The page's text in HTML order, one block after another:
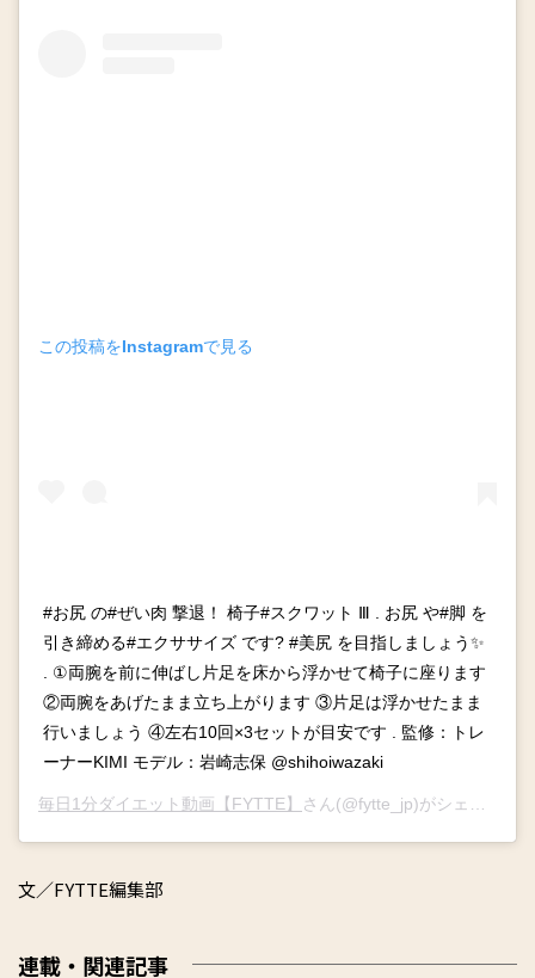
この投稿をInstagramで見る
#お尻 の#ぜい肉 撃退！ 椅子#スクワット Ⅲ . お尻 や#脚 を
引き締める#エクササイズ です? #美尻 を目指しましょう✨
. ①両腕を前に伸ばし片足を床から浮かせて椅子に座ります
②両腕をあげたまま立ち上がります ③片足は浮かせたまま
行いましょう ④左右10回×3セットが目安です . 監修：トレ
ーナーKIMI モデル：岩崎志保 @shihoiwazaki
毎日1分ダイエット動画【FYTTE】 さん(@fytte_jp)がシェアした投稿 –
文／FYTTE編集部
連載・関連記事